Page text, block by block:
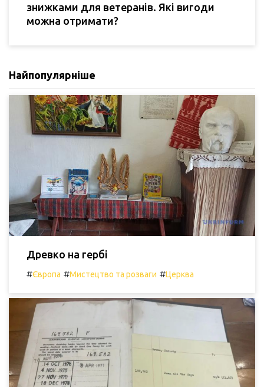
знижками для ветеранів. Які вигоди
можна отримати?
Найпопулярніше
Древко на гербі
#Європа #Мистецтво та розваги #Церква